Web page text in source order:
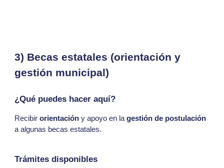
3) Becas estatales (orientación y
gestión municipal)
¿Qué puedes hacer aquí?
Recibirorientación y apoyo en lagestión de postulación
a algunas becas estatales.
Trámites disponibles